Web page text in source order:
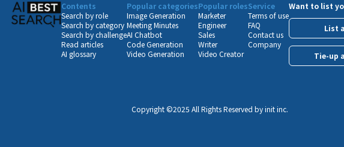
Contents
Search by role
Search by category
Search by challenge
Read articles
AI glossary
Popular categories
Image Generation
Meeting Minutes
AI Chatbot
Code Generation
Video Generation
Popular roles
Marketer
Engineer
Sales
Writer
Video Creator
Service
Terms of use
FAQ
Contact us
Company
Want to list
List
Tie-up
Copyright ©️2025 All Rights Reserved by init inc.